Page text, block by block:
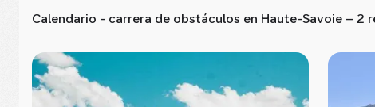
Calendario - carrera de obstáculos en Haute-Savoie – 2